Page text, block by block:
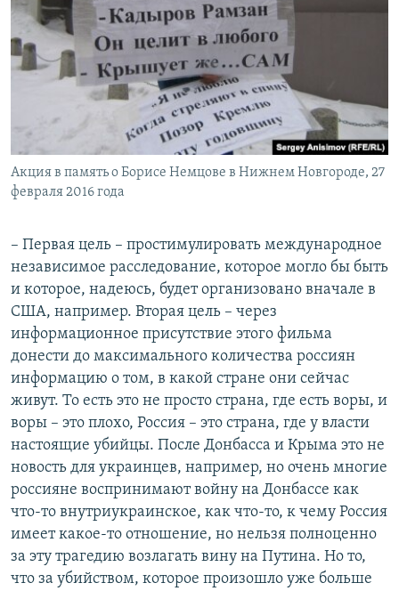
Акция в память о Борисе Немцове в Нижнем Новгороде, 27
февраля 2016 года
– Первая цель – простимулировать международное
независимое расследование, которое могло бы быть
и которое, надеюсь, будет организовано вначале в
США, например. Вторая цель – через
информационное присутствие этого фильма
донести до максимального количества россиян
информацию о том, в какой стране они сейчас
живут. То есть это не просто страна, где есть воры, и
воры – это плохо, Россия – это страна, где у власти
настоящие убийцы. После Донбасса и Крыма это не
новость для украинцев, например, но очень многие
россияне воспринимают войну на Донбассе как
что-то внутриукраинское, как что-то, к чему Россия
имеет какое-то отношение, но нельзя полноценно
за эту трагедию возлагать вину на Путина. Но то,
что за убийством, которое произошло уже больше